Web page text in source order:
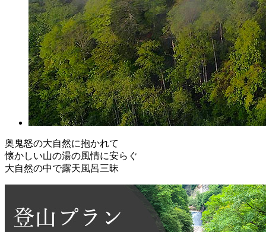
奥鬼怒の大自然に抱かれて
懐かしい山の湯の風情に安らぐ
大自然の中で露天風呂三昧